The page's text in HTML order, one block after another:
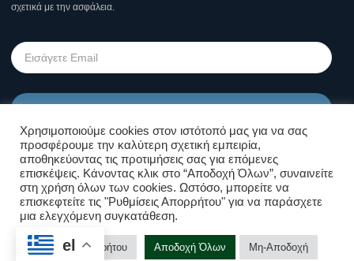
σχετικά με την ασφάλεια.
Όροι Χρήσης Σελίδας & Πολιτική
Απορρήτου
Copyright © Kolossos Security 2025
Χρησιμοποιούμε cookies στον ιστότοπό μας για να σας
προσφέρουμε την καλύτερη σχετική εμπειρία,
αποθηκεύοντας τις προτιμήσεις σας για επόμενες
επισκέψεις. Κάνοντας κλικ στο “Αποδοχή Όλων”, συναινείτε
στη χρήση όλων των cookies. Ωστόσο, μπορείτε να
επισκεφτείτε τις "Ρυθμίσεις Απορρήτου" για να παράσχετε
μια ελεγχόμενη συγκατάθεση.
Ρυθμίσεις Απορρήτου Αποδοχή Όλων Μη-Αποδοχή
el
Επικοινωνήστε μαζί μας!